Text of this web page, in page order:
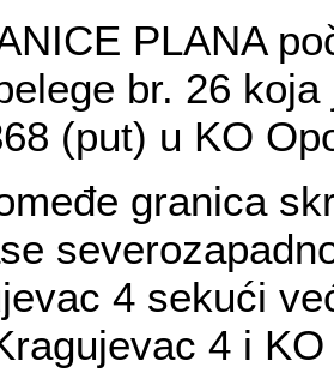
PLANA
br. 26
(put) u KO
granica
4 sekući
4 i